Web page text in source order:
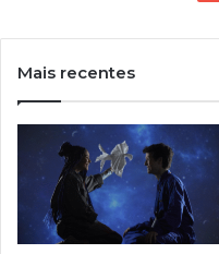
Mais recentes